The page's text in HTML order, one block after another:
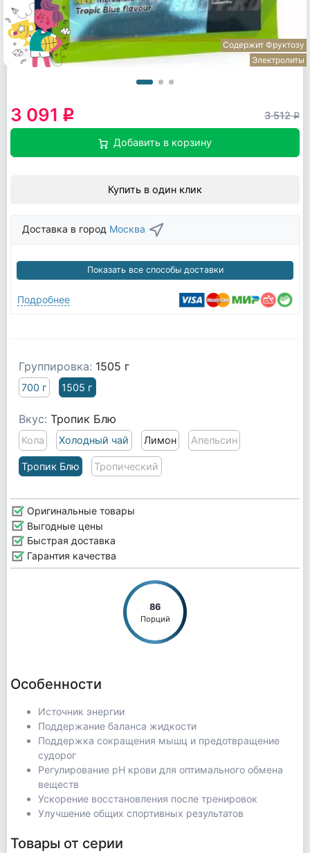
Содержит Фруктозу
Электролиты
3 091 q 3 512q
Добавить в корзину
Купить в один клик
Доставка в город Москва
Показать все способы доставки
Подробнее
Группировка: 1505 г
700 г 1505 г
Вкус: Тропик Блю
Кола Холодный чай Лимон Апельсин
Тропик Блю Тропический
Оригинальные товары
Выгодные цены
Быстрая доставка
Гарантия качества
86
Порций
Особенности
Источник энергии
Поддержание баланса жидкости
Поддержка сокращения мышц и предотвращение
судорог
Регулирование pH крови для оптимального обмена
веществ
Ускорение восстановления после тренировок
Улучшение общих спортивных результатов
Товары от серии